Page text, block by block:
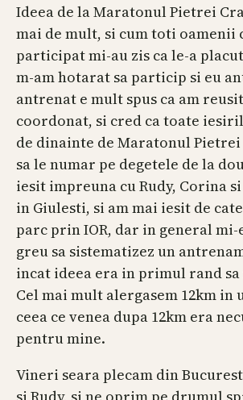
Ideea de la Maratonul Pietrei
mai de mult, si cum toti oamenii
participat mi-au zis ca le-a
m-am hotarat sa particip si eu
antrenat e mult spus ca am
coordonat, si cred ca toate
de dinainte de Maratonul
sa le numar pe degetele de la
iesit impreuna cu Rudy, Corina
in Giulesti, si am mai iesit de
parc prin IOR, dar in general mi-
greu sa sistematizez un
incat ideea era in primul rand sa
Cel mai mult alergasem 12km in
ceea ce venea dupa 12km era
pentru mine.
Vineri seara plecam din